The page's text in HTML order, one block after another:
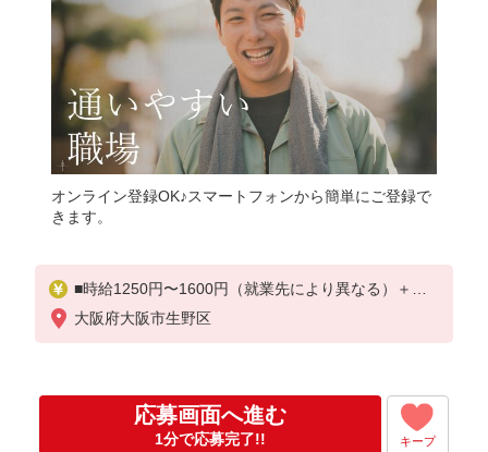
オンライン登録OK♪スマートフォンから簡単にご登録で
きます。
■時給1250円〜1600円（就業先により異なる）＋交
通費
大阪府大阪市生野区
応募画面へ進む
1分で応募完了!! キープ